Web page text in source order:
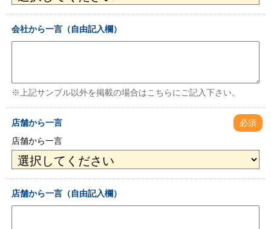
会社から一言（自由記入欄）
※上記サンプル以外を掲載の場合はこちらにご記入下さい。
店舗から一言
必須
店舗から一言
店舗から一言（自由記入欄）